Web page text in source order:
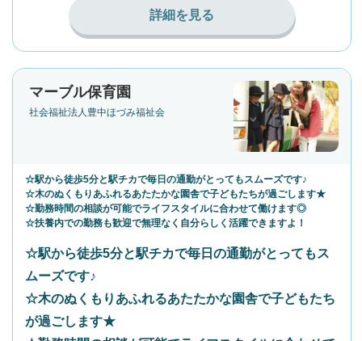
詳細を見る
マーブル保育園
社会福祉法人豊中ほづみ福祉会
☆駅から徒歩5分と駅チカで毎日の通勤がとってもスムーズです♪
☆木のぬくもりあふれるあたたかな園舎で子どもたちが過ごします★
☆勤務時間の相談が可能でライフスタイルに合わせて働けます◎
☆扶養内での勤務も歓迎で無理なく自分らしく活躍できますよ！
☆駅から徒歩5分と駅チカで毎日の通勤がとってもス
ムーズです♪
☆木のぬくもりあふれるあたたかな園舎で子どもたち
が過ごします★